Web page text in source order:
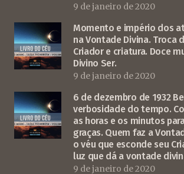
9 de janeiro de 2020
Momento e império dos
na Vontade Divina. Troca
Criador e criatura. Doce
Divino Ser.
9 de janeiro de 2020
6 de dezembro de 1932
verbosidade do tempo.
as horas e os minutos
graças. Quem faz a
o véu que esconde seu
luz que dá a vontade
9 de janeiro de 2020